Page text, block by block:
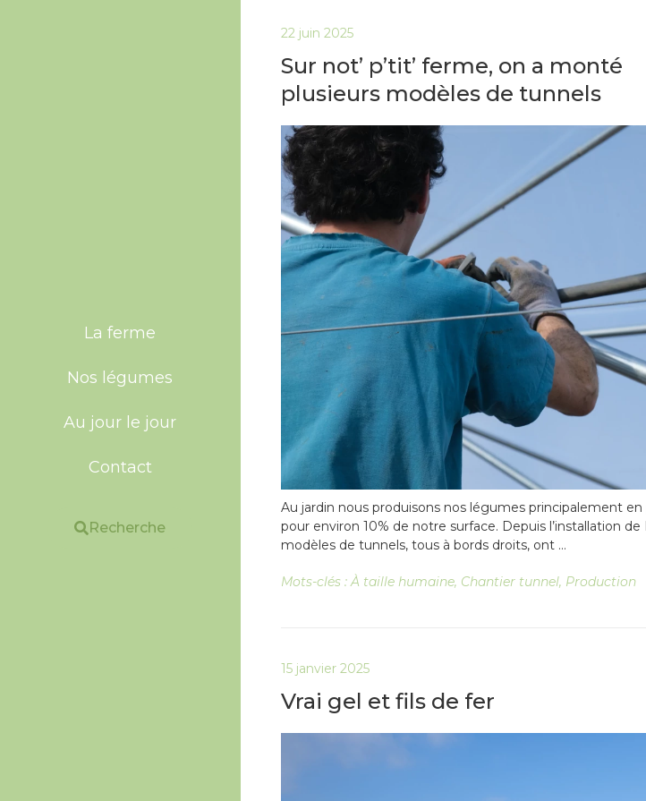
La ferme
Nos légumes
Au jour le jour
Contact
Recherche
22 juin 2025
Sur not’ p’tit’ ferme, on a monté
plusieurs modèles de tunnels
Au jardin nous produisons nos légumes principalement
pour environ 10% de notre surface. Depuis l’installation
modèles de tunnels, tous à bords droits, ont …
Mots-clés : À taille humaine, Chantier tunnel, Production
15 janvier 2025
Vrai gel et fils de fer